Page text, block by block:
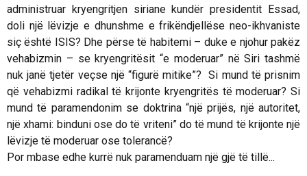
administruar kryengritjen siriane kundër presidentit Essad,
doli një lëvizje e dhunshme e frikëndjellëse neo-ikhvaniste
siç është ISIS? Dhe përse të habitemi – duke e njohur pakëz
vehabizmin – se kryengritësit “e moderuar” në Siri tashmë
nuk janë tjetër veçse një “figurë mitike”? Si mund të prisnim
që vehabizmi radikal të krijonte kryengritës të moderuar? Si
mund të paramendonim se doktrina “një prijës, një autoritet,
një xhami: binduni ose do të vriteni” do të mund të krijonte një
lëvizje të moderuar ose tolerancë?
Por mbase edhe kurrë nuk paramenduam një gjë të tillë...